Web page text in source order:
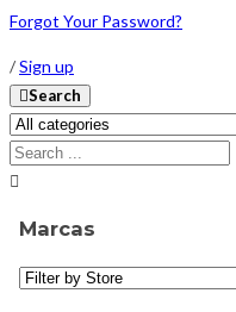
Forgot Your Password?
/Sign up
Search
Marcas